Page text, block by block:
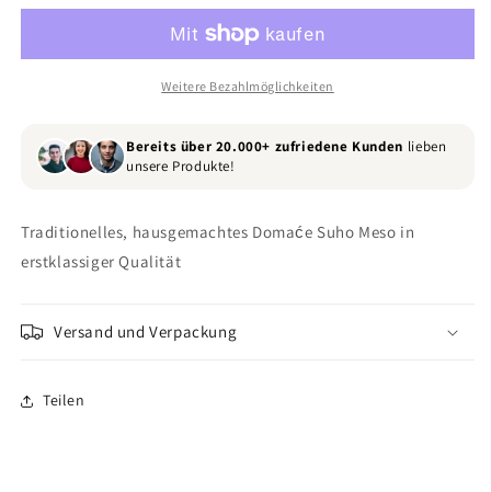
Klasse
Weitere Bezahlmöglichkeiten
Bereits über 20.000+ zufriedene Kunden lieben
unsere Produkte!
Traditionelles, hausgemachtes Domaće Suho Meso in
erstklassiger Qualität
Versand und Verpackung
Teilen